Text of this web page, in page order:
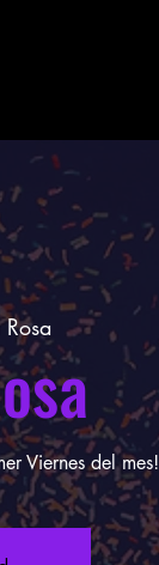
Viernes del mes!